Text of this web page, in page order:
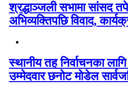
श्रद्धाञ्जली सभामा सांसद
अभिव्यक्तिपछि विवाद,
स्थानीय तह निर्वाचनका
उम्मेदवार छनोट मोडेल